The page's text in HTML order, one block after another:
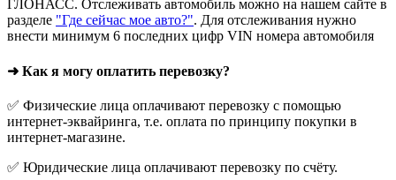
ГЛОНАСС. Отслеживать автомобиль можно на нашем сайте в
разделе "Где сейчас мое авто?". Для отслеживания нужно
внести минимум 6 последних цифр VIN номера автомобиля
➜ Как я могу оплатить перевозку?
✅ Физические лица оплачивают перевозку с помощью
интернет-эквайринга, т.е. оплата по принципу покупки в
интернет-магазине.
✅ Юридические лица оплачивают перевозку по счёту.